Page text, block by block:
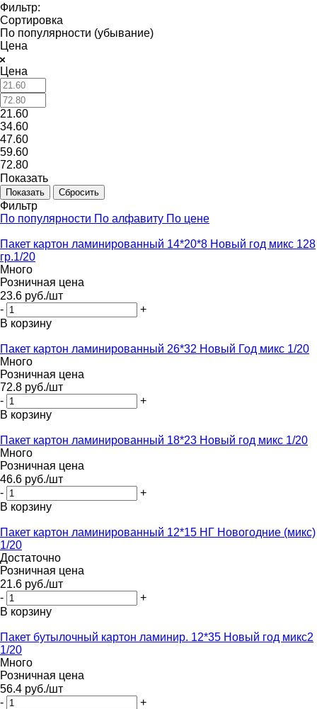
Фильтр:
Сортировка
По популярности (убывание)
Цена
Цена
21.60
34.60
47.60
59.60
72.80
Показать
Сбросить
Фильтр
По популярности По алфавиту По цене
Пакет картон ламинированный 14*20*8 Новый год микс 128
гр.1/20
Много
Розничная цена
23.6 руб./шт
-
+
В корзину
Пакет картон ламинированный 26*32 Новый Год микс 1/20
Много
Розничная цена
72.8 руб./шт
-
+
В корзину
Пакет картон ламинированный 18*23 Новый год микс 1/20
Много
Розничная цена
46.6 руб./шт
-
+
В корзину
Пакет картон ламинированный 12*15 НГ Новогодние (микс)
1/20
Достаточно
Розничная цена
21.6 руб./шт
-
+
В корзину
Пакет бутылочный картон ламинир. 12*35 Новый год микс2
1/20
Много
Розничная цена
56.4 руб./шт
-
+